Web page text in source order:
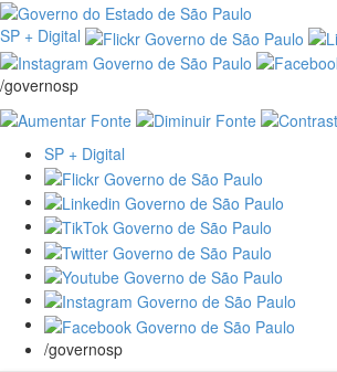
SP + Digital
/governosp
SP + Digital
/governosp